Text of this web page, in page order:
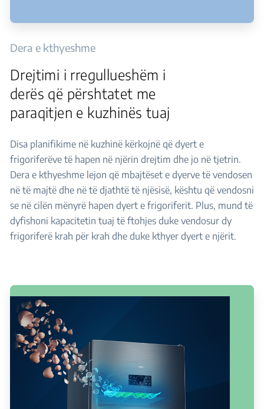
Dera e kthyeshme
Drejtimi i rregullueshëm i
derës që përshtatet me
paraqitjen e kuzhinës tuaj
Disa planifikime në kuzhinë kërkojnë që dyert e
frigoriferëve të hapen në njërin drejtim dhe jo në tjetrin.
Dera e kthyeshme lejon që mbajtëset e dyerve të vendosen
në të majtë dhe në të djathtë të njësisë, kështu që vendosni
se në cilën mënyrë hapen dyert e frigoriferit. Plus, mund të
dyfishoni kapacitetin tuaj të ftohjes duke vendosur dy
frigoriferë krah për krah dhe duke kthyer dyert e njërit.